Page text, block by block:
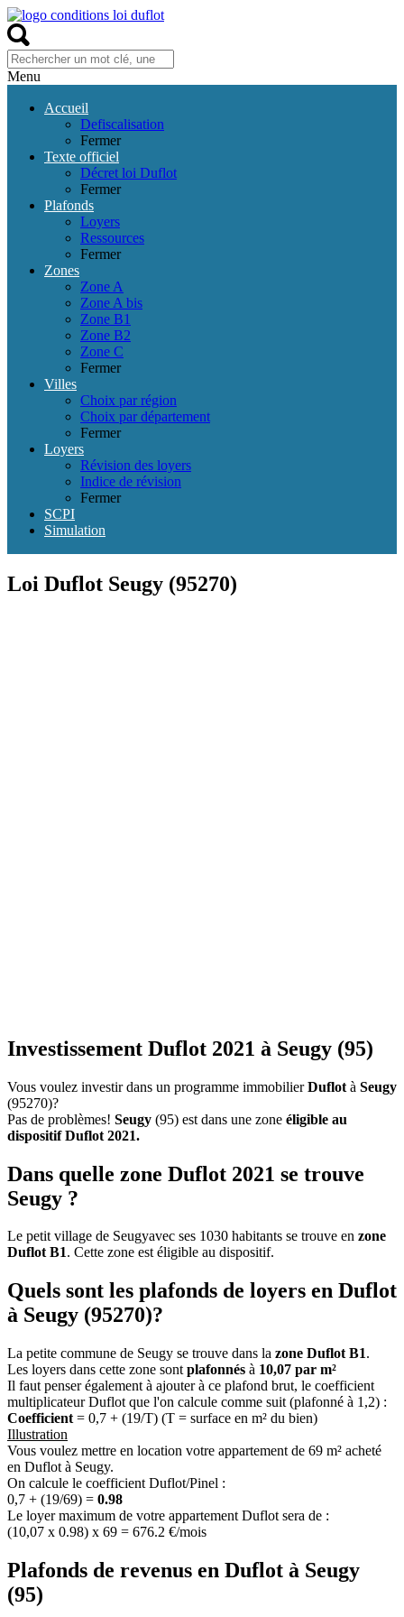
Menu
Accueil
Defiscalisation
Fermer
Texte officiel
Décret loi Duflot
Fermer
Plafonds
Loyers
Ressources
Fermer
Zones
Zone A
Zone A bis
Zone B1
Zone B2
Zone C
Fermer
Villes
Choix par région
Choix par département
Fermer
Loyers
Révision des loyers
Indice de révision
Fermer
SCPI
Simulation
Loi Duflot Seugy (95270)
Investissement Duflot 2021 à Seugy (95)
Vous voulez investir dans un programme immobilierDuflot à Seugy
(95270)?
Pas de problèmes! Seugy (95) est dans une zone éligible au
dispositif Duflot 2021.
Dans quelle zone Duflot 2021 se trouve
Seugy ?
Le petit village de Seugyavec ses 1030 habitants se trouve en zone
Duflot B1. Cette zone est éligible au dispositif.
Quels sont les plafonds de loyers en Duflot
à Seugy (95270)?
La petite commune de Seugy se trouve dans la zone Duflot B1.
Les loyers dans cette zone sont plafonnés à 10,07 par m²
Il faut penser également à ajouter à ce plafond brut, le coefficient
multiplicateur Duflot que l'on calcule comme suit (plafonné à 1,2) :
Coefficient = 0,7 + (19/T) (T = surface en m² du bien)
Illustration
Vous voulez mettre en location votre appartement de 69 m² acheté
en Duflot à Seugy.
On calcule le coefficient Duflot/Pinel :
0,7 + (19/69) = 0.98
Le loyer maximum de votre appartement Duflot sera de :
(10,07 x 0.98) x 69 = 676.2 €/mois
Plafonds de revenus en Duflot à Seugy
(95)